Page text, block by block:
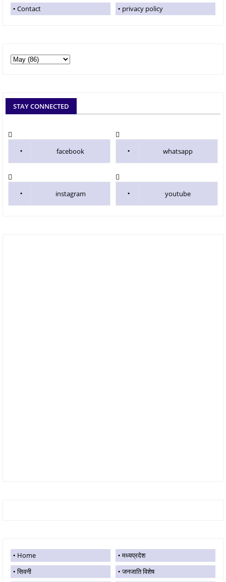
Contact privacy policy
STAY CONNECTED
facebook whatsapp
instagram youtube
Home
मध्यप्रदेश
सिवनी
जनजाति विशेष